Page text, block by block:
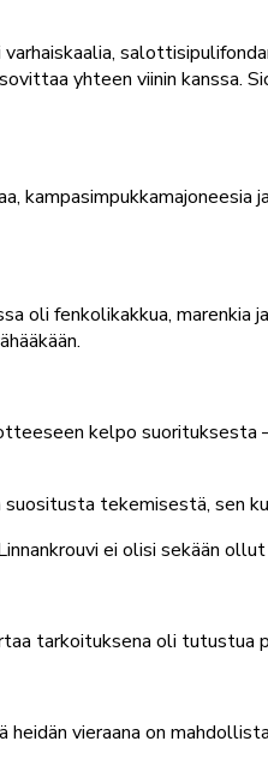
yhteen viinin kanssa.
oli fenkolikakkua,
kelpo
tekemisestä, sen
ei olisi sekään
tarkoituksena oli tutustua
vieraana on